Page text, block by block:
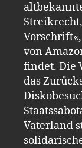
von
findet. Die
das
Vaterland